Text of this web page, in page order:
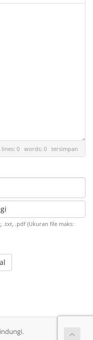
lines: 0 words: 0 tersimpan
.txt, .pdf (Ukuran file maks: